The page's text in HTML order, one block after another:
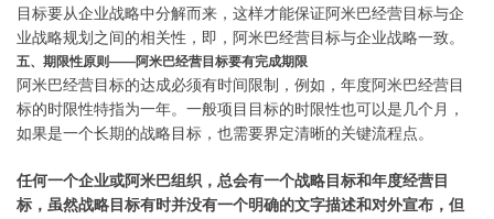
目标要从企业战略中分解而来，这样才能保证阿米巴经营目标与企
业战略规划之间的相关性，即，阿米巴经营目标与企业战略一致。
五、期限性原则——阿米巴经营目标要有完成期限
阿米巴经营目标的达成必须有时间限制，例如，年度阿米巴经营目
标的时限性特指为一年。一般项目目标的时限性也可以是几个月，
如果是一个长期的战略目标，也需要界定清晰的关键流程点。
任何一个企业或阿米巴组织，总会有一个战略目标和年度经营目
标，虽然战略目标有时并没有一个明确的文字描述和对外宣布，但